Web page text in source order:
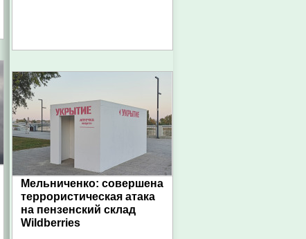
Мельниченко: совершена
террористическая атака
на пензенский склад
Wildberries